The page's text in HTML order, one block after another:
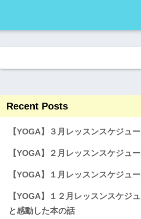
Recent Posts
【YOGA】３月レッスンスケジュ
【YOGA】２月レッスンスケジュ
【YOGA】１月レッスンスケジュ
【YOGA】１２月レッスンスケジュ
と感動した本の話